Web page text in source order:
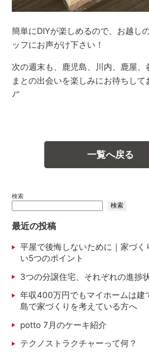
簡単にDIYが楽しめるので、お越し
ッフにお声がけ下さい！
次の週末も、鹿児島、川内、鹿屋、
まとの出会いを楽しみにお待ちし
ﾉ”
一覧へ戻る
検索
検索
最近の投稿
平屋で後悔しないために｜家づく
い5つのポイント
3つの分譲住宅、それぞれの進捗
年収400万円でもマイホームは建
島で家づくりを考えている方へ
potto 7月のケーキ紹介
テクノストラクチャーって何？